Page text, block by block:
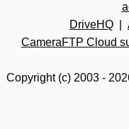
DriveHQ
CameraFTP Cloud
Copyright (c) 2003 -